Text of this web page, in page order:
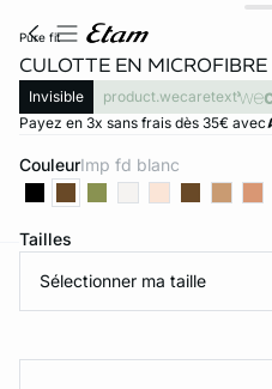
pure fit
CULOTTE EN MICROFIBRE
Invisible
product.wecaretext
Payez en 3x sans frais dès 35€ avec
Couleur imp fd blanc
Tailles
Sélectionner ma taille